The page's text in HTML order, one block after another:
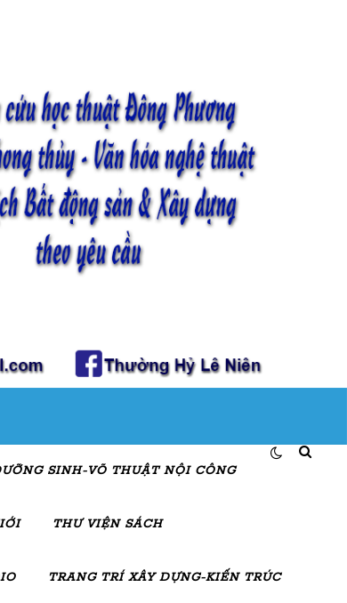
SINH-VÕ THUẬT NỘI CÔNG
THƯ VIỆN SÁCH
TRANG TRÍ XÂY DỰNG-KIẾN TRÚC